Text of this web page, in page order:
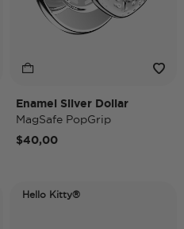
Enamel Silver Dollar
MagSafe PopGrip
$40,00
Hello Kitty®